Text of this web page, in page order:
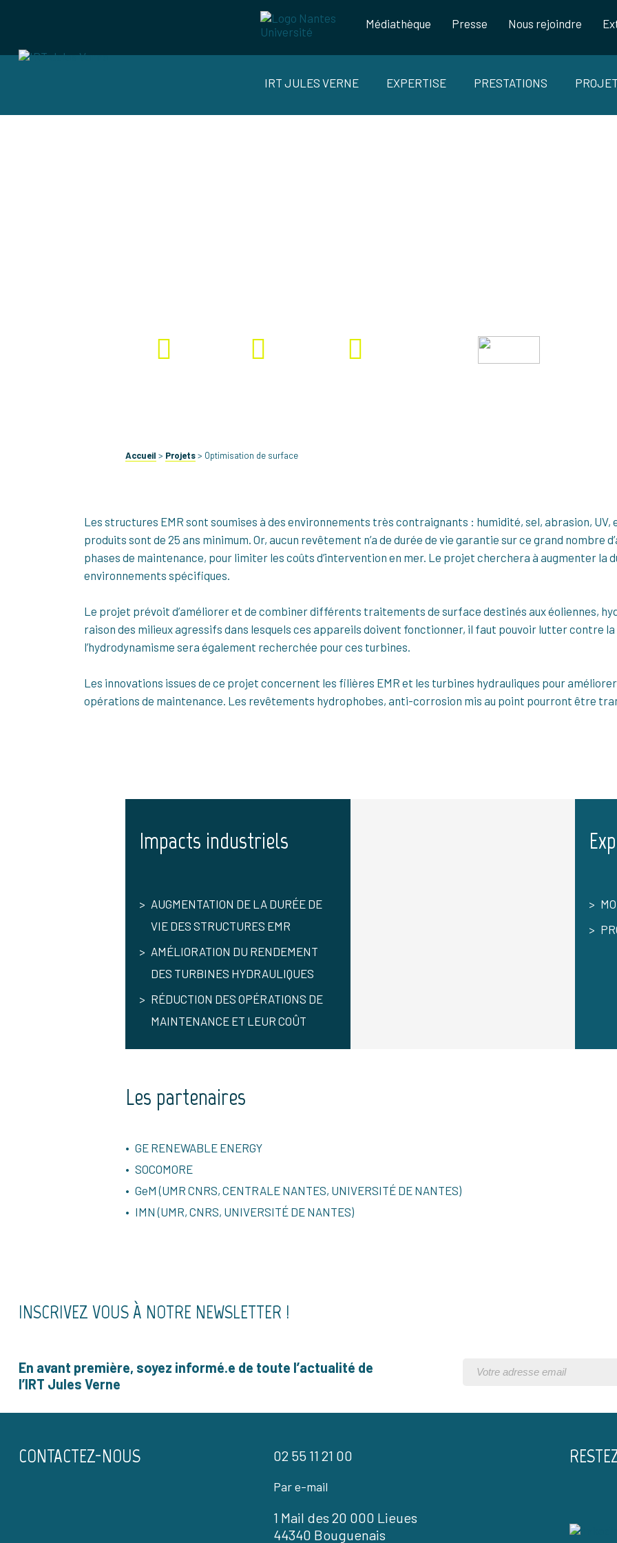
Médiathèque Presse Nous rejoindre
IRT JULES VERNE EXPERTISE PRESTATIONS
Accueil > Projets> Optimisation de surface
Les structures EMR sont soumises à des environnements très contraignants : humidité, sel, abrasion, UV,
produits sont de 25 ans minimum. Or, aucun revêtement n’a de durée de vie garantie sur ce grand nombre
phases de maintenance, pour limiter les coûts d’intervention en mer. Le projet cherchera à augmenter la
environnements spécifiques.
Le projet prévoit d’améliorer et de combiner différents traitements de surface destinés aux éoliennes,
raison des milieux agressifs dans lesquels ces appareils doivent fonctionner, il faut pouvoir lutter contre
l’hydrodynamisme sera également recherchée pour ces turbines.
Les innovations issues de ce projet concernent les filières EMR et les turbines hydrauliques pour
opérations de maintenance. Les revêtements hydrophobes, anti-corrosion mis au point pourront être
Impacts industriels
AUGMENTATION DE LA DURÉE DE
VIE DES STRUCTURES EMR
AMÉLIORATION DU RENDEMENT
DES TURBINES HYDRAULIQUES
RÉDUCTION DES OPÉRATIONS DE
MAINTENANCE ET LEUR COÛT
Les partenaires
GE RENEWABLE ENERGY
SOCOMORE
GeM (UMR CNRS, CENTRALE NANTES, UNIVERSITÉ DE NANTES)
IMN (UMR, CNRS, UNIVERSITÉ DE NANTES)
INSCRIVEZ VOUS À NOTRE NEWSLETTER !
En avant première, soyez informé.e de toute l’actualité de
l’IRT Jules Verne
CONTACTEZ-NOUS 02 55 11 21 00
Par e-mail
1 Mail des 20 000 Lieues
44340 Bouguenais